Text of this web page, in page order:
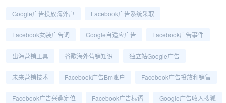
Google广告投放海外户 Facebook广告系统采取
Facebook女装广告词 Google自适应广告 Facebook广告事件
出海营销工具 谷歌海外营销知识 独立站Google广告
未来营销技术 Facebook广告bm账户 Facebook广告投放和销售
Facebook广告兴趣定位 Facebook广告标语 Google广告收入搜狐